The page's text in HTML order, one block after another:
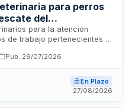
para perros
del
prevención,
y protección civil
para la atención
de trabajo pertenecientes a
de bomberos
la prestación de
de los caninos utilizados en
Pub. 29/07/2026
En Plazo
27/08/2026